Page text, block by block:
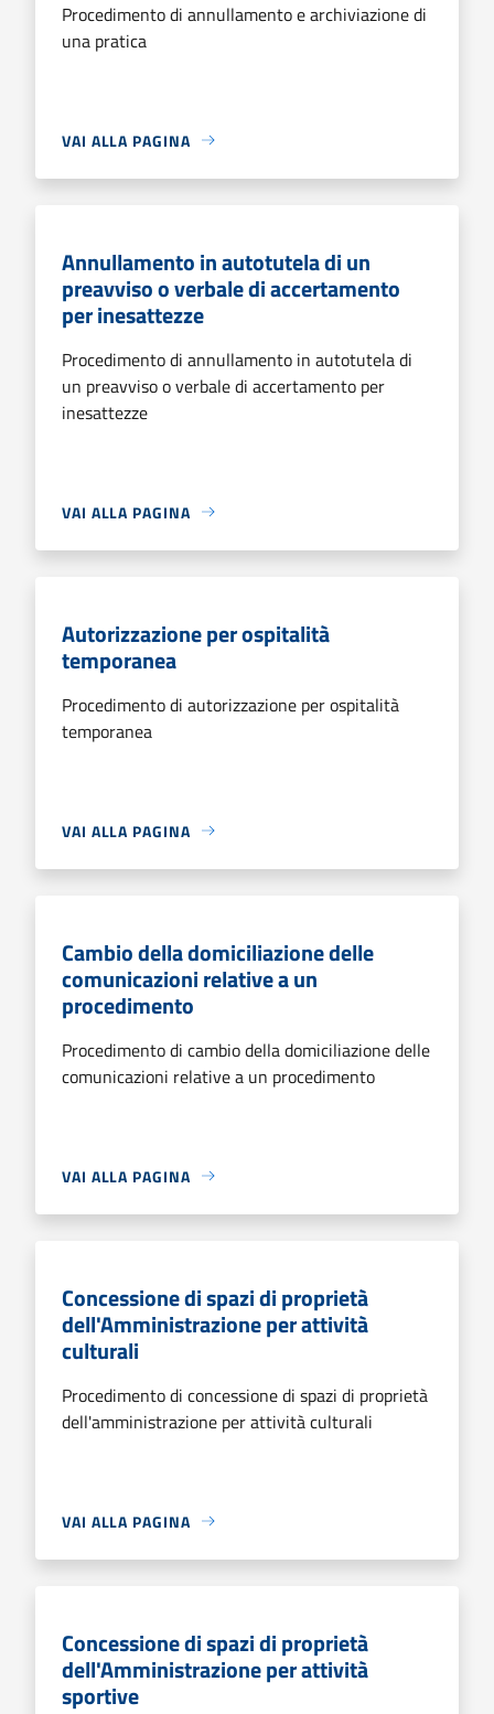
Procedimento di annullamento e archiviazione di
una pratica
VAI ALLA PAGINA
Annullamento in autotutela di un
preavviso o verbale di accertamento
per inesattezze
Procedimento di annullamento in autotutela di
un preavviso o verbale di accertamento per
inesattezze
VAI ALLA PAGINA
Autorizzazione per ospitalità
temporanea
Procedimento di autorizzazione per ospitalità
temporanea
VAI ALLA PAGINA
Cambio della domiciliazione delle
comunicazioni relative a un
procedimento
Procedimento di cambio della domiciliazione delle
comunicazioni relative a un procedimento
VAI ALLA PAGINA
Concessione di spazi di proprietà
dell'Amministrazione per attività
culturali
Procedimento di concessione di spazi di proprietà
dell'amministrazione per attività culturali
VAI ALLA PAGINA
Concessione di spazi di proprietà
dell'Amministrazione per attività
sportive